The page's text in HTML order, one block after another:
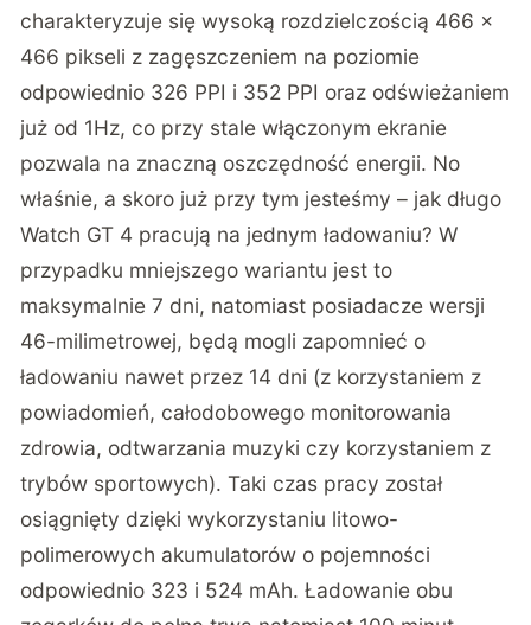
charakteryzuje się wysoką rozdzielczością 466 ×
466 pikseli z zagęszczeniem na poziomie
odpowiednio 326 PPI i 352 PPI oraz odświeżaniem
już od 1Hz, co przy stale włączonym ekranie
pozwala na znaczną oszczędność energii. No
właśnie, a skoro już przy tym jesteśmy – jak długo
Watch GT 4 pracują na jednym ładowaniu? W
przypadku mniejszego wariantu jest to
maksymalnie 7 dni, natomiast posiadacze wersji
46-milimetrowej, będą mogli zapomnieć o
ładowaniu nawet przez 14 dni (z korzystaniem z
powiadomień, całodobowego monitorowania
zdrowia, odtwarzania muzyki czy korzystaniem z
trybów sportowych). Taki czas pracy został
osiągnięty dzięki wykorzystaniu litowo-
polimerowych akumulatorów o pojemności
odpowiednio 323 i 524 mAh. Ładowanie obu